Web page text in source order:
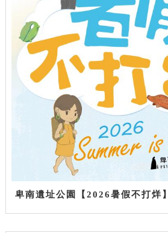
卑南遺址公園【2026暑假不打烊】